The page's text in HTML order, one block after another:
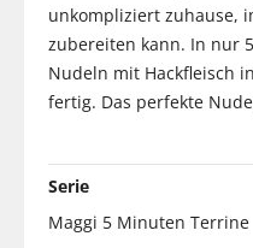
unkompliziert zuhause,
zubereiten kann. In nur
Nudeln mit Hackfleisch
fertig. Das perfekte
Serie
Maggi 5 Minuten Terrine